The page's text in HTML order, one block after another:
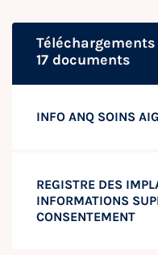
Téléchargements
17 documents
INFO ANQ SOINS
REGISTRE DES
INFORMATIONS
CONSENTEMENT